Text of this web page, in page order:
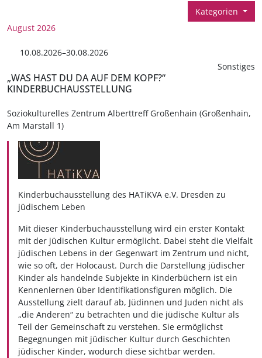
Kategorien
August 2026
10.08.2026–30.08.2026
Sonstiges
„WAS HAST DU DA AUF DEM KOPF?“
KINDERBUCHAUSSTELLUNG
Soziokulturelles Zentrum Alberttreff Großenhain (Großenhain,
Am Marstall 1)
Kinderbuchausstellung des HATiKVA e.V. Dresden zu
jüdischem Leben
Mit dieser Kinderbuchausstellung wird ein erster Kontakt
mit der jüdischen Kultur ermöglicht. Dabei steht die Vielfalt
jüdischen Lebens in der Gegenwart im Zentrum und nicht,
wie so oft, der Holocaust. Durch die Darstellung jüdischer
Kinder als handelnde Subjekte in Kinderbüchern ist ein
Kennenlernen über Identifikationsfiguren möglich. Die
Ausstellung zielt darauf ab, Jüdinnen und Juden nicht als
„die Anderen“ zu betrachten und die jüdische Kultur als
Teil der Gemeinschaft zu verstehen. Sie ermöglichst
Begegnungen mit jüdischer Kultur durch Geschichten
jüdischer Kinder, wodurch diese sichtbar werden.